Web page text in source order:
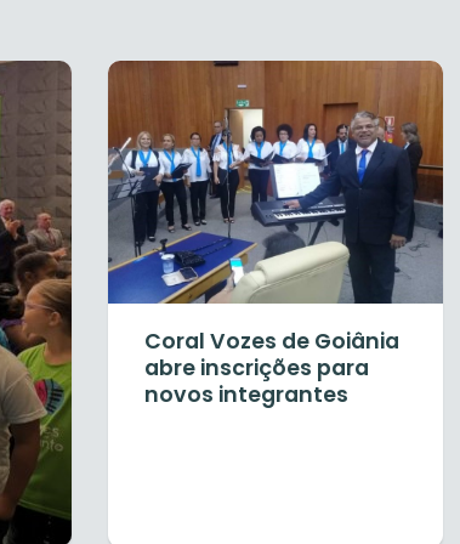
Coral Vozes de Goiânia
abre inscrições para
novos integrantes